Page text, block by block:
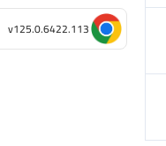
v125.0.6422.113